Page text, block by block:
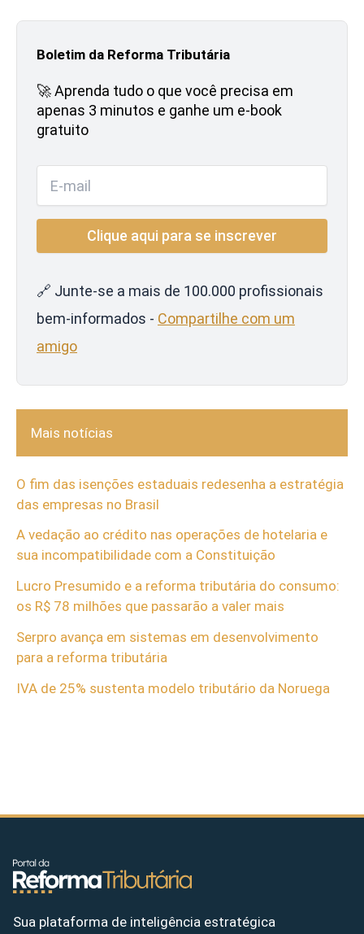
Boletim da Reforma Tributária
🚀 Aprenda tudo o que você precisa em
apenas 3 minutos e ganhe um e-book
gratuito
🔗 Junte-se a mais de 100.000 profissionais
bem-informados - Compartilhe com um
amigo
Mais notícias
O fim das isenções estaduais redesenha a estratégia
das empresas no Brasil
A vedação ao crédito nas operações de hotelaria e
sua incompatibilidade com a Constituição
Lucro Presumido e a reforma tributária do consumo:
os R$ 78 milhões que passarão a valer mais
Serpro avança em sistemas em desenvolvimento
para a reforma tributária
IVA de 25% sustenta modelo tributário da Noruega
Sua plataforma de inteligência estratégica